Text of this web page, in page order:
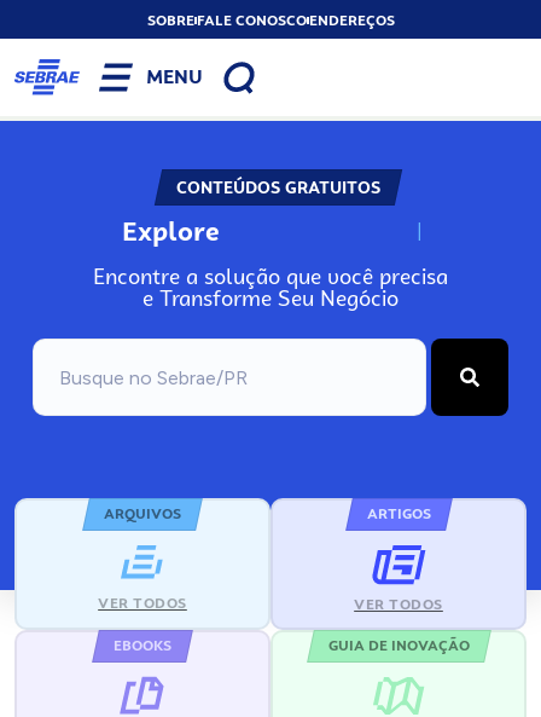
SOBREFALE CONOSCOENDEREÇOS
MENU
CONTEÚDOS GRATUITOS
Explore N
Encontre a solução que você precisa
e Transforme Seu Negócio
ARQUIVOS
VER TODOS
ARTIGOS
VER TODOS
EBOOKS GUIA DE INOVAÇÃO